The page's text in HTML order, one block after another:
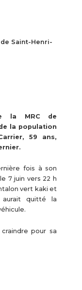
Saint-Henri-
la MRC de
la population
59 ans,
fois à son
7 juin vers 22 h
vert kaki et
aurait quitté la
pour sa